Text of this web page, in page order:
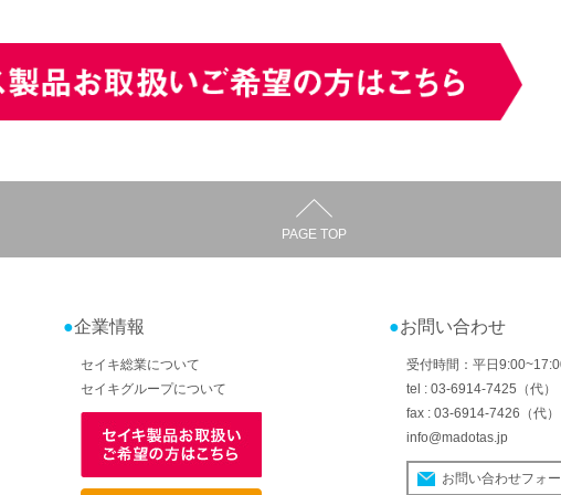
PAGE TOP
企業情報
セイキ総業について
セイキグループについて
お問い合わせ
受付時間：平日
tel : 03-6914-7425（代）
fax : 03-6914-7426（代）
info@madotas.jp
お問い合わせフォ